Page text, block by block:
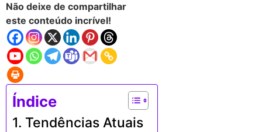
Não deixe de compartilhar
este conteúdo incrível!
Índice
Tendências Atuais